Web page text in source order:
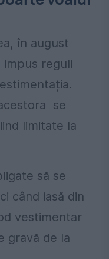
în august
impus reguli
se
limitate la
să se
când iasă din
vestimentar
gravă de la